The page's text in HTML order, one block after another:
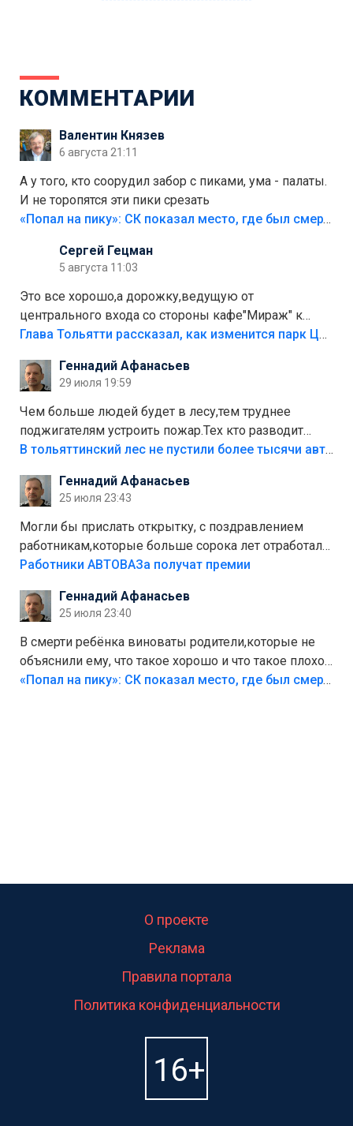
КОММЕНТАРИИ
Валентин Князев
6 августа 21:11
А у того, кто соорудил забор с пиками, ума - палаты.
И не торопятся эти пики срезать
«Попал на пику»: СК показал место, где был смертельно травмирован ребенок в Тольятти
Сергей Гецман
5 августа 11:03
Это все хорошо,а дорожку,ведущую от
центрального входа со стороны кафе"Мираж" к
аттракционам слабо доделать?А то бордюры
лежала в парке и испортилась.Да еще,видимо,часть
украли.
Глава Тольятти рассказал, как изменится парк Центрального района
Геннадий Афанасьев
29 июля 19:59
Чем больше людей будет в лесу,тем труднее
поджигателям устроить пожар.Тех кто разводит
костры,тех надо безбожно штрафовать.Камер полно
Штрафы мизерные.
В тольяттинский лес не пустили более тысячи автомобилей
Геннадий Афанасьев
25 июля 23:43
Могли бы прислать открытку, с поздравлением
работникам,которые больше сорока лет отработали
на предприятии.
Работники АВТОВАЗа получат премии
Геннадий Афанасьев
25 июля 23:40
В смерти ребёнка виноваты родители,которые не
объяснили ему, что такое хорошо и что такое плохо!
Лезть через такой забор,верх безумия,есть же
«Попал на пику»: СК показал место, где был смертельно травмирован ребенок в Тольятти
О проекте
Реклама
Правила портала
Политика конфиденциальности